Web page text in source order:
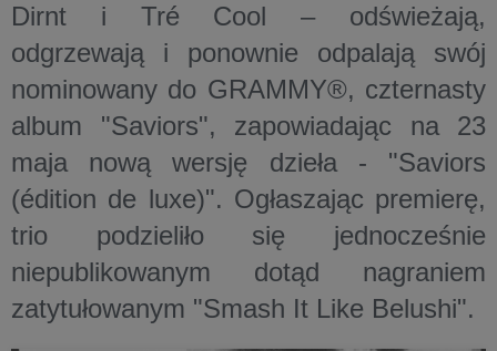
Dirnt i Tré Cool – odświeżają,
odgrzewają i ponownie odpalają swój
nominowany do GRAMMY®, czternasty
album "Saviors", zapowiadając na 23
maja nową wersję dzieła - "Saviors
(édition de luxe)". Ogłaszając premierę,
trio podzieliło się jednocześnie
niepublikowanym dotąd nagraniem
zatytułowanym "Smash It Like Belushi".